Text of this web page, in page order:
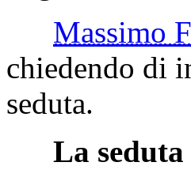
Massimo
chiedendo di
seduta.
La